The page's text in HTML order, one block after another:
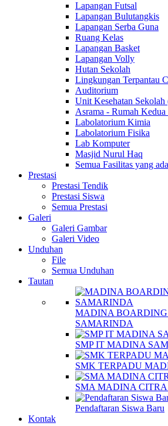
Lapangan Futsal
Lapangan Bulutangkis
Lapangan Serba Guna
Ruang Kelas
Lapangan Basket
Lapangan Volly
Hutan Sekolah
Lingkungan Terpantau
Auditorium
Unit Kesehatan
Asrama - Rumah Kedua
Labolatorium Kimia
Labolatorium Fisika
Lab Komputer
Masjid Nurul Haq
Semua Fasilitas yang ada
Prestasi
Prestasi Tendik
Prestasi Siswa
Semua Prestasi
Galeri
Galeri Gambar
Galeri Video
Unduhan
File
Semua Unduhan
Tautan
MADINA BOARDING
SAMARINDA
SMP IT MADINA
SMK TERPADU
SMA MADINA
Pendaftaran Siswa Baru
Kontak